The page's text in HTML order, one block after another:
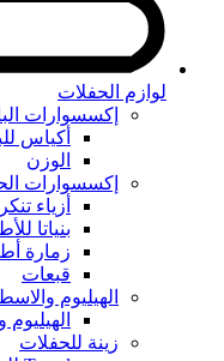
لوازم الحفلات
إكسسوارات
أكياس
الوزن
إكسسوارات
أزياء
بنياتا
زمارة
قبعات
الهيليوم
زينة للحفلات